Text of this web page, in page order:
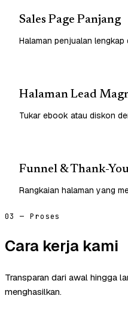
Sales Page Panjang
Halaman penjualan
Halaman Lead
Tukar ebook atau diskon
Funnel & Thank-
Rangkaian halaman yang
03 — Proses
Cara kerja kami
Transparan dari awal hingga
menghasilkan.